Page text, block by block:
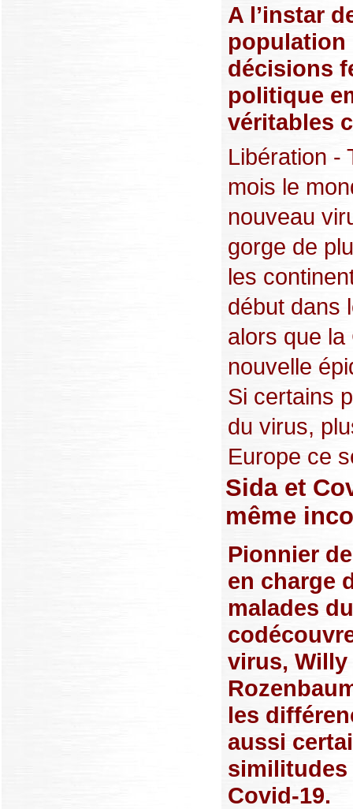
A l’instar
population
décisions
politique
véritables
Libération -
mois le
nouveau
gorge de
les
début dans
alors que
nouvelle
Si certains
du virus,
Europe ce
Sida et
même
Pionnier
en charge
malades
virus, Willy
les
aussi
similitudes
Covid-19.